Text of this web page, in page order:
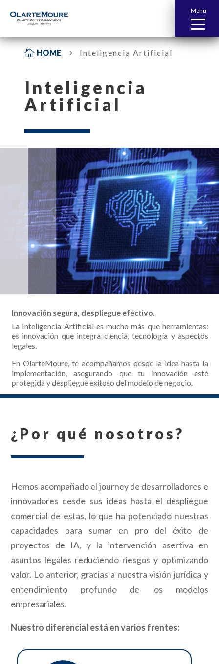
Menu
 HOME 5 Inteligencia Artificial​
Inteligencia
Artificial
Innovación segura, despliegue efectivo.
La Inteligencia Artificial es mucho más que herramientas:
es innovación que integra ciencia,tecnología y aspectos
legales.
En OlarteMoure, te acompañamos desde la ideahasta la
implementación, asegurando que tu innovación esté
protegida y despliegue exitoso del modelo de negocio.
¿Por qué nosotros?
Hemos acompañado el journeyde desarrolladores e
innovadores desde sus ideas hasta el despliegue
comercial de estas, lo que ha potenciado nuestras
capacidades para sumar en pro del éxito de
proyectos de IA, y la intervención asertiva en
asuntos legales reduciendo riesgos y optimizando
valor. Lo anterior, gracias a nuestra visión jurídica y
entendimiento profundo de los modelos
empresariales.
Nuestro diferencial está en varios frentes: